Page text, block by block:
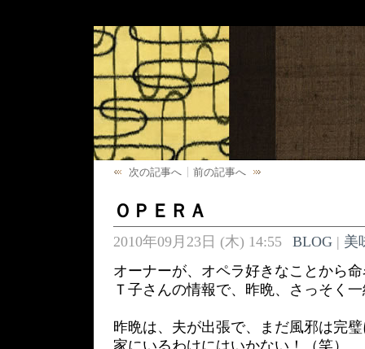
次の記事へ 前の記事へ
ＯＰＥＲＡ
2010年09月23日 (木) 14:55 BLOG| 美
オーナーが、オペラ好きなことから
Ｔ子さんの情報で、昨晩、さっそく
昨晩は、夫が出張で、まだ風邪は完